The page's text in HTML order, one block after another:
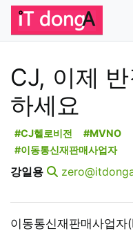
CJ, 이제
하세요
#CJ헬로비전 #MVNO
#이동통신재판매사업자
강일용
이동통신재판매사업